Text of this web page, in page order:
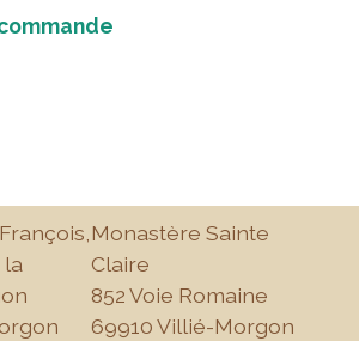
la
Monastère Sainte
Claire
852 Voie Romaine
69910 Villié-Morgon